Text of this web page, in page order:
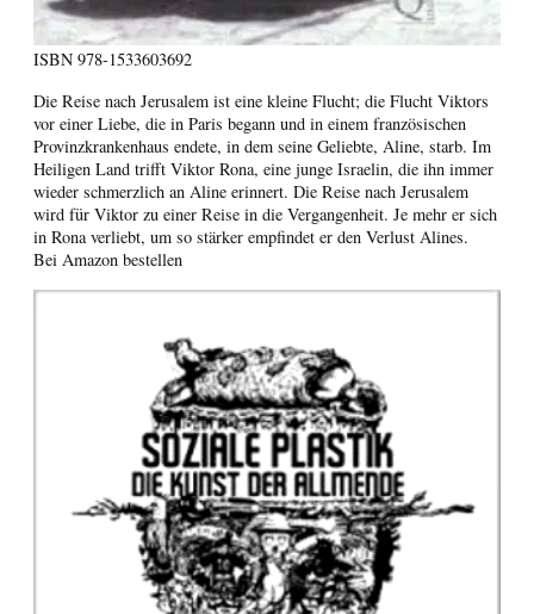
ISBN 978-1533603692
Die Reise nach Jerusalem ist eine kleine Flucht; die Flucht Viktors
vor einer Liebe, die in Paris begann und in einem französischen
Provinzkrankenhaus endete, in dem seine Geliebte, Aline, starb. Im
Heiligen Land trifft Viktor Rona, eine junge Israelin, die ihn immer
wieder schmerzlich an Aline erinnert. Die Reise nach Jerusalem
wird für Viktor zu einer Reise in die Vergangenheit. Je mehr er sich
in Rona verliebt, um so stärker empfindet er den Verlust Alines.
Bei Amazon bestellen